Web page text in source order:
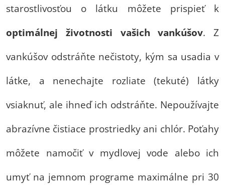
starostlivosťou o látku môžete prispieť k
optimálnej životnosti vašich vankúšov. Z
vankúšov odstráňte nečistoty, kým sa usadia v
látke, a nenechajte rozliate (tekuté) látky
vsiaknuť, ale ihneď ich odstráňte. Nepoužívajte
abrazívne čistiace prostriedky ani chlór. Poťahy
môžete namočiť v mydlovej vode alebo ich
umyť na jemnom programe maximálne pri 30